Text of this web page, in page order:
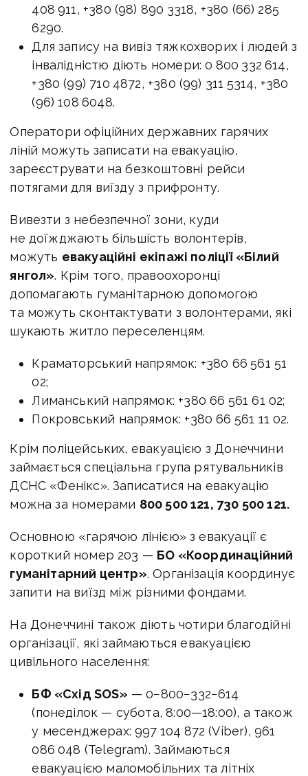
408 911, +380 (98) 890 3318, +380 (66) 285
6290.
Для запису на вивіз тяжкохворих і людей з
інвалідністю діють номери: 0 800 332 614,
+380 (99) 710 4872, +380 (99) 311 5314, +380
(96) 108 6048.
Оператори офіційних державних гарячих
ліній можуть записати на евакуацію,
зареєструвати на безкоштовні рейси
потягами для виїзду з прифронту.
Вивезти з небезпечної зони, куди
не доїжджають більшість волонтерів,
можуть евакуаційні екіпажі поліції «Білий
янгол». Крім того, правоохоронці
допомагають гуманітарною допомогою
та можуть сконтактувати з волонтерами, які
шукають житло переселенцям.
Краматорський напрямок: +380 66 561 51
02;
Лиманський напрямок: +380 66 561 61 02;
Покровський напрямок: +380 66 561 11 02.
Крім поліцейських, евакуацією з Донеччини
займається спеціальна група рятувальників
ДСНС «Фенікс». Записатися на евакуацію
можна за номерами 800 500 121, 730 500 121.
Основною «гарячою лінією» з евакуації є
короткий номер 203 — БО «Координаційний
гуманітарний центр». Організація координує
запити на виїзд між різними фондами.
На Донеччині також діють чотири благодійні
організації, які займаються евакуацією
цивільного населення:
БФ «Схід SOS» — 0−800−332−614
(понеділок — субота,8:00—18:00), а також
у месенджерах: 997 104 872 (Viber), 961
086 048 (Telegram). Займаються
евакуацією маломобільних та літніх